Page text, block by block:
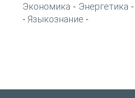
Экономика - Энергетика -
- Языкознание -